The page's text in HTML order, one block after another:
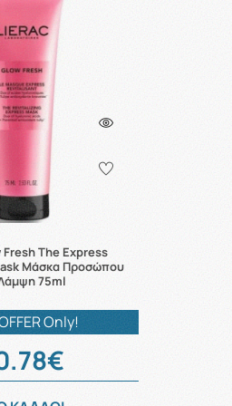
The Express
Μάσκα Προσώπου
75ml
Only!